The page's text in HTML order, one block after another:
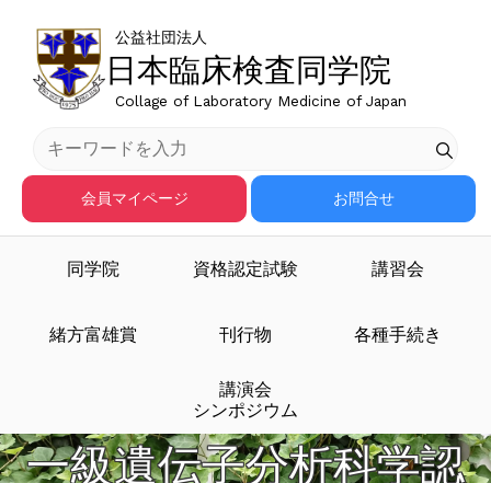
日本臨床検査同学院
公益社団法人
Collage of Laboratory Medicine of Japan
会員マイページ お問合せ
同学院 資格認定試験 講習会
緒方富雄賞 刊行物 各種手続き
講演会
シンポジウム
一級遺伝子分析科学認